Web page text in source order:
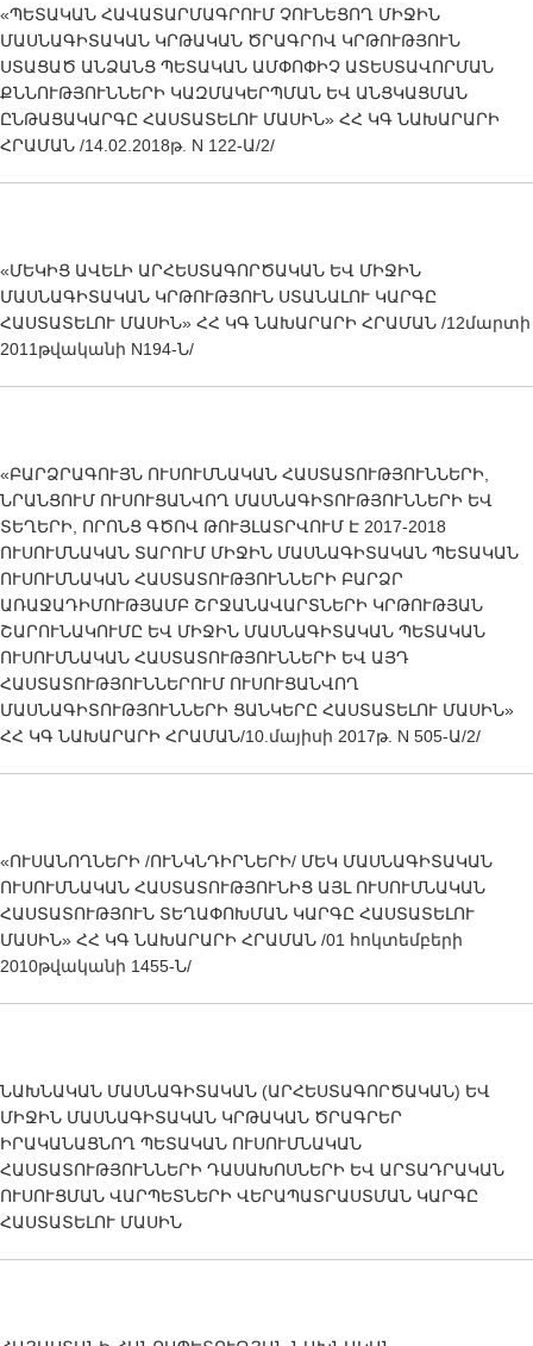
«ՊԵՏԱԿԱՆ ՀԱՎԱՏԱՐՄԱԳՐՈՒՄ ՉՈՒՆԵՑՈՂ ՄԻՋԻՆ
ՄԱՍՆԱԳԻՏԱԿԱՆ ԿՐԹԱԿԱՆ ԾՐԱԳՐՈՎ ԿՐԹՈՒԹՅՈՒՆ
ՍՏԱՑԱԾ ԱՆՁԱՆՑ ՊԵՏԱԿԱՆ ԱՄՓՈՓԻՉ ԱՏԵՍՏԱՎՈՐՄԱՆ
ՔՆՆՈՒԹՅՈՒՆՆԵՐԻ ԿԱԶՄԱԿԵՐՊՄԱՆ ԵՎ ԱՆՑԿԱՑՄԱՆ
ԸՆԹԱՑԱԿԱՐԳԸ ՀԱՍՏԱՏԵԼՈՒ ՄԱՍԻՆ» ՀՀ ԿԳ ՆԱԽԱՐԱՐԻ
ՀՐԱՄԱՆ /14.02.2018թ. N 122-Ա/2/
«ՄԵԿԻՑ ԱՎԵԼԻ ԱՐՀԵՍՏԱԳՈՐԾԱԿԱՆ ԵՎ ՄԻՋԻՆ
ՄԱՍՆԱԳԻՏԱԿԱՆ ԿՐԹՈՒԹՅՈՒՆ ՍՏԱՆԱԼՈՒ ԿԱՐԳԸ
ՀԱՍՏԱՏԵԼՈՒ ՄԱՍԻՆ» ՀՀ ԿԳ ՆԱԽԱՐԱՐԻ ՀՐԱՄԱՆ /12մարտի
2011թվականի N194-Ն/
«ԲԱՐՁՐԱԳՈՒՅՆ ՈՒՍՈՒՄՆԱԿԱՆ ՀԱՍՏԱՏՈՒԹՅՈՒՆՆԵՐԻ,
ՆՐԱՆՑՈՒՄ ՈՒՍՈՒՑԱՆՎՈՂ ՄԱՍՆԱԳԻՏՈՒԹՅՈՒՆՆԵՐԻ ԵՎ
ՏԵՂԵՐԻ, ՈՐՈՆՑ ԳԾՈՎ ԹՈՒՅԼԱՏՐՎՈՒՄ Է 2017-2018
ՈՒՍՈՒՄՆԱԿԱՆ ՏԱՐՈՒՄ ՄԻՋԻՆ ՄԱՍՆԱԳԻՏԱԿԱՆ ՊԵՏԱԿԱՆ
ՈՒՍՈՒՄՆԱԿԱՆ ՀԱՍՏԱՏՈՒԹՅՈՒՆՆԵՐԻ ԲԱՐՁՐ
ԱՌԱՋԱԴԻՄՈՒԹՅԱՄԲ ՇՐՋԱՆԱՎԱՐՏՆԵՐԻ ԿՐԹՈՒԹՅԱՆ
ՇԱՐՈՒՆԱԿՈՒՄԸ ԵՎ ՄԻՋԻՆ ՄԱՍՆԱԳԻՏԱԿԱՆ ՊԵՏԱԿԱՆ
ՈՒՍՈՒՄՆԱԿԱՆ ՀԱՍՏԱՏՈՒԹՅՈՒՆՆԵՐԻ ԵՎ ԱՅԴ
ՀԱՍՏԱՏՈՒԹՅՈՒՆՆԵՐՈՒՄ ՈՒՍՈՒՑԱՆՎՈՂ
ՄԱՍՆԱԳԻՏՈՒԹՅՈՒՆՆԵՐԻ ՑԱՆԿԵՐԸ ՀԱՍՏԱՏԵԼՈՒ ՄԱՍԻՆ»
ՀՀ ԿԳ ՆԱԽԱՐԱՐԻ ՀՐԱՄԱՆ/10.մայիսի 2017թ. N 505-Ա/2/
«ՈՒՍԱՆՈՂՆԵՐԻ /ՈՒՆԿՆԴԻՐՆԵՐԻ/ ՄԵԿ ՄԱՍՆԱԳԻՏԱԿԱՆ
ՈՒՍՈՒՄՆԱԿԱՆ ՀԱՍՏԱՏՈՒԹՅՈՒՆԻՑ ԱՅԼ ՈՒՍՈՒՄՆԱԿԱՆ
ՀԱՍՏԱՏՈՒԹՅՈՒՆ ՏԵՂԱՓՈԽՄԱՆ ԿԱՐԳԸ ՀԱՍՏԱՏԵԼՈՒ
ՄԱՍԻՆ» ՀՀ ԿԳ ՆԱԽԱՐԱՐԻ ՀՐԱՄԱՆ /01 հոկտեմբերի
2010թվականի 1455-Ն/
ՆԱԽՆԱԿԱՆ ՄԱՍՆԱԳԻՏԱԿԱՆ (ԱՐՀԵՍՏԱԳՈՐԾԱԿԱՆ) ԵՎ
ՄԻՋԻՆ ՄԱՍՆԱԳԻՏԱԿԱՆ ԿՐԹԱԿԱՆ ԾՐԱԳՐԵՐ
ԻՐԱԿԱՆԱՑՆՈՂ ՊԵՏԱԿԱՆ ՈՒՍՈՒՄՆԱԿԱՆ
ՀԱՍՏԱՏՈՒԹՅՈՒՆՆԵՐԻ ԴԱՍԱԽՈՍՆԵՐԻ ԵՎ ԱՐՏԱԴՐԱԿԱՆ
ՈՒՍՈՒՑՄԱՆ ՎԱՐՊԵՏՆԵՐԻ ՎԵՐԱՊԱՏՐԱՍՏՄԱՆ ԿԱՐԳԸ
ՀԱՍՏԱՏԵԼՈՒ ՄԱՍԻՆ